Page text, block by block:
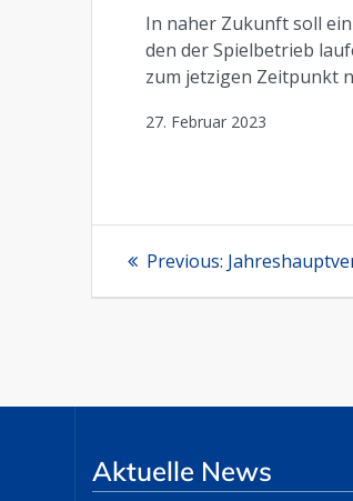
In naher Zukunft soll
den der Spielbetrieb
zum jetzigen Zeitpunkt
27. Februar 2023
Previous: Previous
Aktuelle News